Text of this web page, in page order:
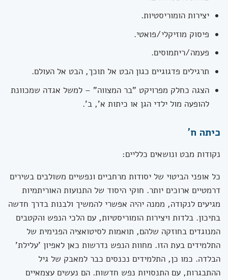
יצירות הומוריסטיות.
פיסוק מוזיקלי/פואטי.
פעמה/ריתמוסים.
תרגילים פדגוגיים כגון הבט אל תוכך, הבט אל העולם.
הצגה כחלק מפרויקט "בר המצווה" – למשל אגדה שמכוונת
להופעה מול ילדי הגן או כיתות א', ב'.
כיתה ח'
נקודות מבט ונושאים כלליים:
כל אופני הביטוי של יסודות מרחביים ונפשיים משולבים בשירים
דרמטיים ארוכים יותר. חוקי היסוד של התנועות האוריתמיות
מגיעים לנקודה, ממנה יהיה אפשרי להמשיך ולבנות בדרך חדשה
בתיכון. בלדות ויצירות הומוריסטיות, עם הלכי הנפש והקטבים
המנוגדים בחוזקה שלהם, תואמות לסיטואציה הפנימית של
התלמידים בעת הזו. מחוות הנפש נדרשות כאן לאפיון 'עלילת'
הבלדה. כמו כן, התלמידים נכנסים כבר למאבק של גיל
ההתבגרות, עם התנסויות נפש חדשות. הם נעשים עצמאיים